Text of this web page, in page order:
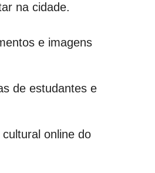
na cidade.
e imagens
de estudantes e
online do